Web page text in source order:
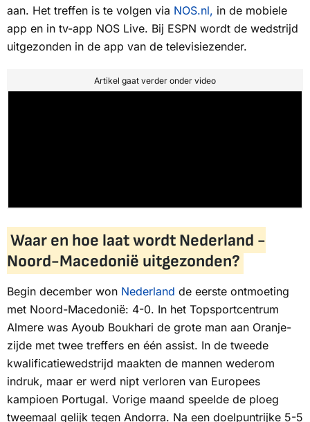
aan. Het treffen is te volgen via NOS.nl, in de mobiele
app en in tv-app NOS Live. Bij ESPN wordt de wedstrijd
uitgezonden in de app van de televisiezender.
Artikel gaat verder onder video
Waar en hoe laat wordt Nederland -
Noord-Macedonië uitgezonden?
Begin december won Nederland de eerste ontmoeting
met Noord-Macedonië: 4-0. In het Topsportcentrum
Almere was Ayoub Boukhari de grote man aan Oranje-
zijde met twee treffers en één assist. In de tweede
kwalificatiewedstrijd maakten de mannen wederom
indruk, maar er werd nipt verloren van Europees
kampioen Portugal. Vorige maand speelde de ploeg
tweemaal gelijk tegen Andorra. Na een doelpuntrijke 5-5